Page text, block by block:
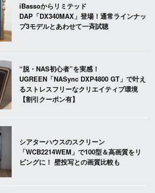
iBassoからリミテッド
DAP「DX340MAX」登場！通常ラインナッ
プ3モデルとあわせて一斉試聴
“脱・NAS初心者”を実感！
UGREEN「NASync DXP4800 GT」で叶え
るストレスフリーなクリエイティブ環境
【割引クーポン有】
シアターハウスのスクリーン
「WCB2214WEM」で100型＆高画質をリ
ビングに！ 壁投写との画質比較も